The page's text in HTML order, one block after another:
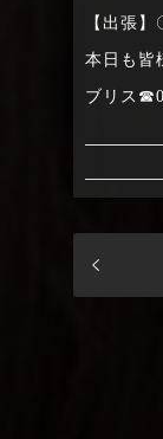
【出張】
本日も皆
ブリス